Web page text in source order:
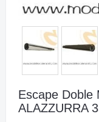
Escape Doble
ALAZZURRA